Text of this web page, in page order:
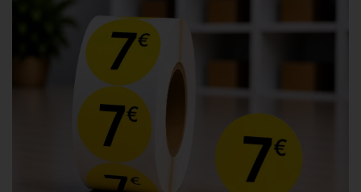
Promotions
Avis client